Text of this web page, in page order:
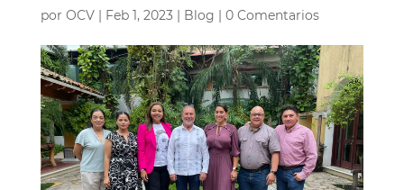
por OCV| Feb 1, 2023 | Blog | 0 Comentarios